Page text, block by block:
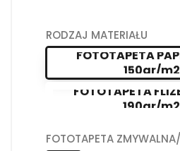
RODZAJ MATERIAŁU
FOTOTAPETA
150gr/m2
FOTOTAPETA
190gr/m2
FOTOTAPETA